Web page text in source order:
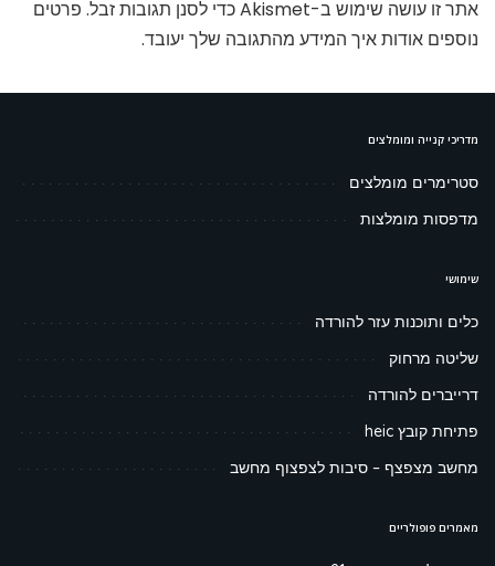
אתר זו עושה שימוש ב-Akismet כדי לסנן תגובות זבל.
פרטים
נוספים אודות איך המידע מהתגובה שלך יעובד.
מדריכי קנייה ומומלצים
סטרימרים מומלצים
מדפסות מומלצות
שימושי
כלים ותוכנות עזר להורדה
שליטה מרחוק
דרייברים להורדה
פתיחת קובץ heic
מחשב מצפצף – סיבות לצפצוף מחשב
מאמרים פופולריים